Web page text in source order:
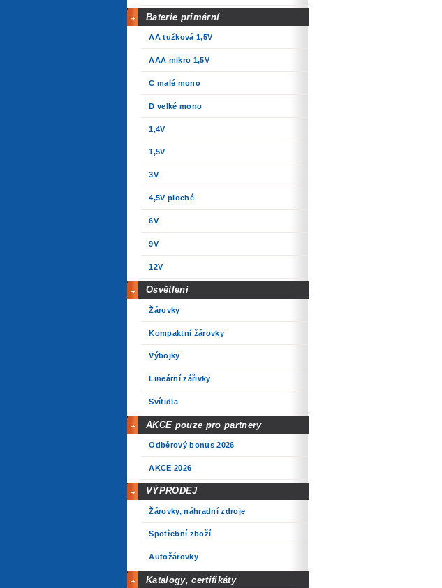
Baterie primární
AA tužková 1,5V
AAA mikro 1,5V
C malé mono
D velké mono
1,4V
1,5V
3V
4,5V ploché
6V
9V
12V
Osvětlení
Žárovky
Kompaktní žárovky
Výbojky
Lineární zářivky
Svítidla
AKCE pouze pro partnery
Odběrový bonus 2026
AKCE 2026
VÝPRODEJ
Žárovky, náhradní zdroje
Spotřební zboží
Autožárovky
Katalogy, certifikáty